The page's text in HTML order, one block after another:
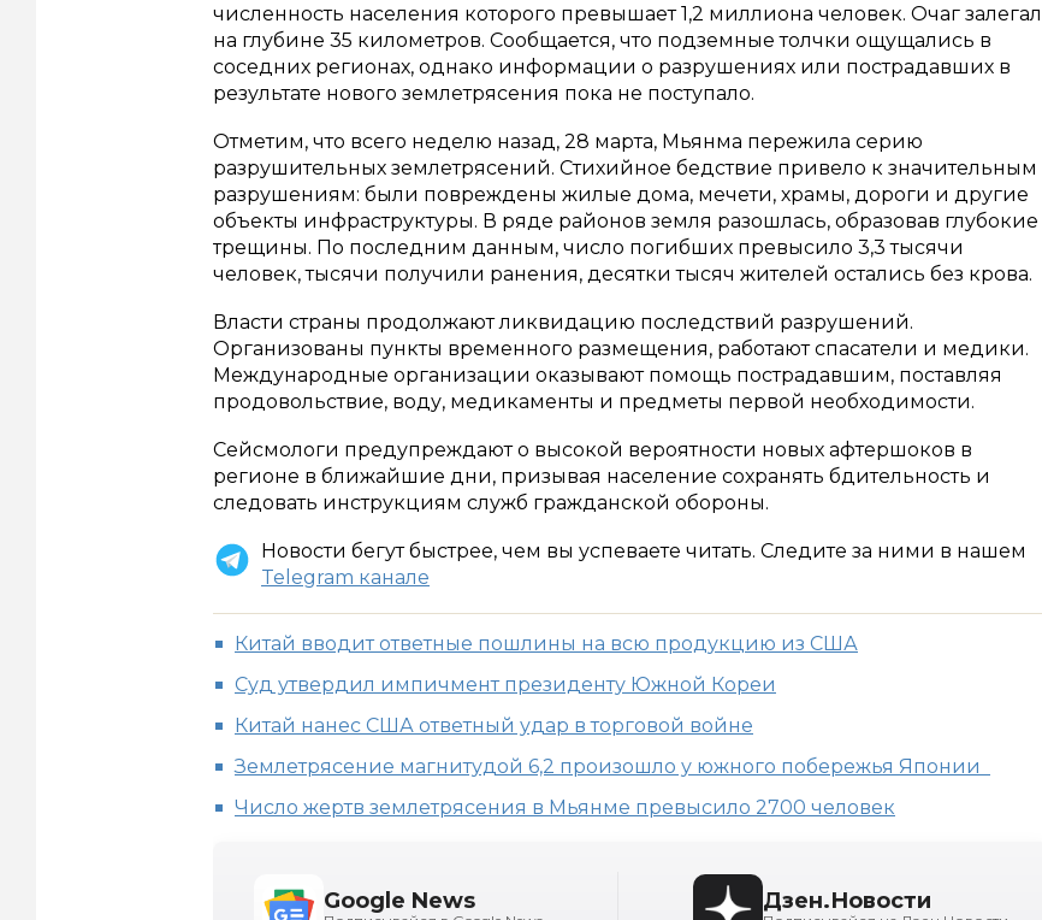
численность населения которого превышает 1,2 миллиона человек. Очаг залегал
на глубине 35 километров. Сообщается, что подземные толчки ощущались в
соседних регионах, однако информации о разрушениях или пострадавших в
результате нового землетрясения пока не поступало.
Отметим, что всего неделю назад, 28 марта, Мьянма пережила серию
разрушительных землетрясений. Стихийное бедствие привело к значительным
разрушениям: были повреждены жилые дома, мечети, храмы, дороги и другие
объекты инфраструктуры. В ряде районов земля разошлась, образовав глубокие
трещины. По последним данным, число погибших превысило 3,3 тысячи
человек, тысячи получили ранения, десятки тысяч жителей остались без крова.
Власти страны продолжают ликвидацию последствий разрушений.
Организованы пункты временного размещения, работают спасатели и медики.
Международные организации оказывают помощь пострадавшим, поставляя
продовольствие, воду, медикаменты и предметы первой необходимости.
Сейсмологи предупреждают о высокой вероятности новых афтершоков в
регионе в ближайшие дни, призывая население сохранять бдительность и
следовать инструкциям служб гражданской обороны.
Новости бегут быстрее, чем вы успеваете читать. Следите за ними в нашем
Telegram канале
Китай вводит ответные пошлины на всю продукцию из США
Суд утвердил импичмент президенту Южной Кореи
Китай нанес США ответный удар в торговой войне
Землетрясение магнитудой 6,2 произошло у южного побережья Японии
Число жертв землетрясения в Мьянме превысило 2700 человек
Google News Дзен.Новости